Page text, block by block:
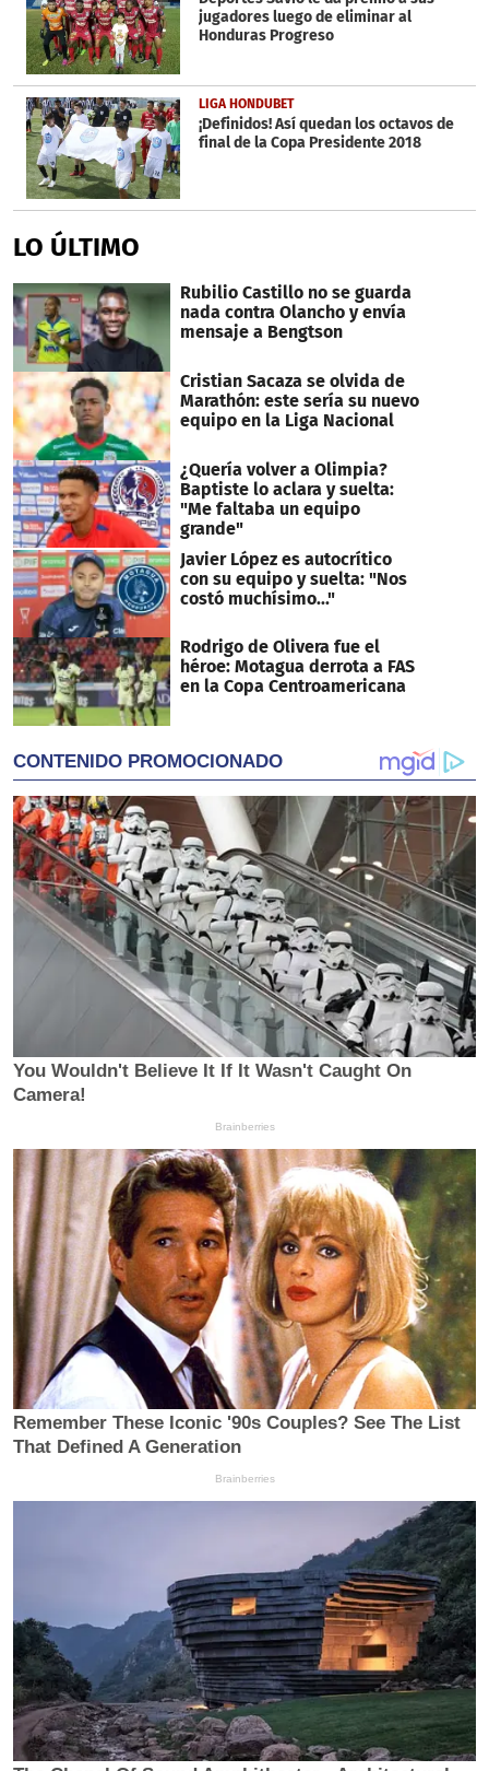
jugadores luego de eliminar al
Honduras Progreso
LIGA HONDUBET
¡Definidos! Así quedan los octavos de
final de la Copa Presidente 2018
LO ÚLTIMO
Rubilio Castillo no se guarda
nada contra Olancho y envía
mensaje a Bengtson
Cristian Sacaza se olvida de
Marathón: este sería su nuevo
equipo en la Liga Nacional
¿Quería volver a Olimpia?
Baptiste lo aclara y suelta:
"Me faltaba un equipo
grande"
Javier López es autocrítico
con su equipo y suelta: "Nos
costó muchísimo..."
Rodrigo de Olivera fue el
héroe: Motagua derrota a FAS
en la Copa Centroamericana